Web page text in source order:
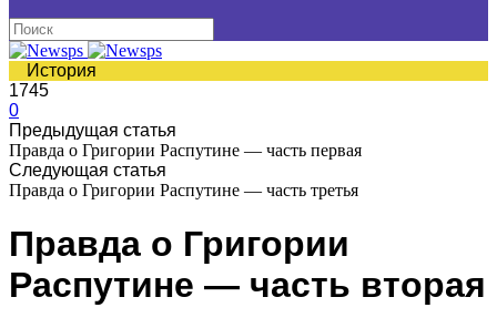
История
1745
0
Предыдущая статья
Правда о Григории Распутине — часть первая
Следующая статья
Правда о Григории Распутине — часть третья
Правда о Григории
Распутине — часть вторая